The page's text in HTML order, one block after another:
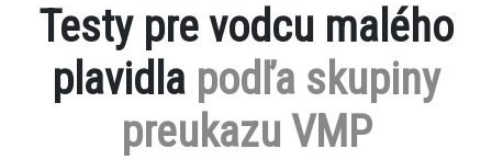
Testy pre vodcu malého
plavidla podľa skupiny
preukazu VMP